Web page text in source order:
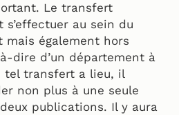
Le transfert
s’effectuer au sein du
mais également hors
dire d’un département à
tel transfert a lieu, il
non plus à une seule
publications. Il y aura